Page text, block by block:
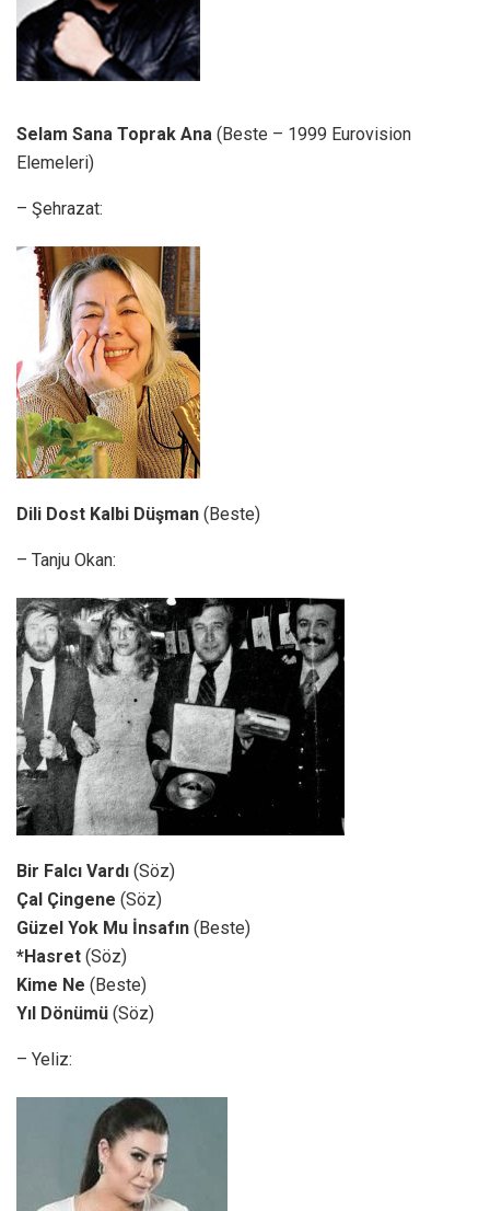
Selam Sana Toprak Ana (Beste – 1999 Eurovision
Elemeleri)
– Şehrazat:
Dili Dost Kalbi Düşman (Beste)
– Tanju Okan:
Bir Falcı Vardı (Söz)
Çal Çingene (Söz)
Güzel Yok Mu İnsafın (Beste)
*Hasret (Söz)
Kime Ne (Beste)
Yıl Dönümü (Söz)
– Yeliz: